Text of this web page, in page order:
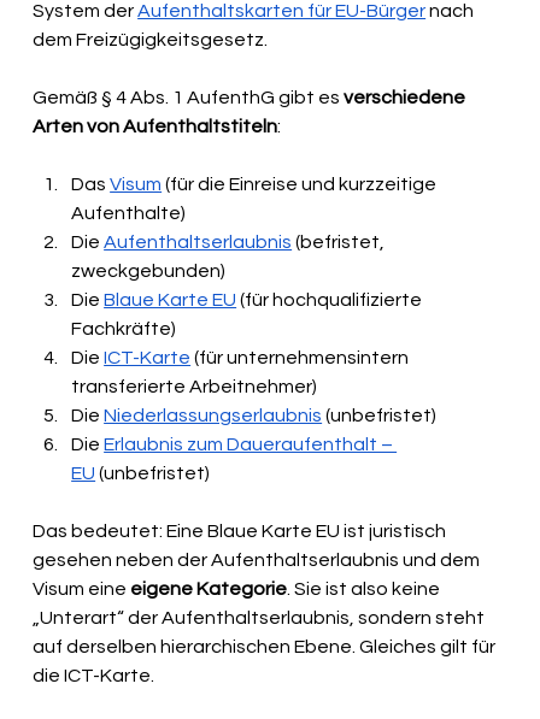
System der Aufenthaltskarten für EU-Bürger nach
dem Freizügigkeitsgesetz.
Gemäß § 4 Abs. 1 AufenthG gibt es verschiedene
Arten von Aufenthaltstiteln:
Das Visum (für die Einreise und kurzzeitige
Aufenthalte)
Die Aufenthaltserlaubnis (befristet,
zweckgebunden)
Die Blaue Karte EU (für hochqualifizierte
Fachkräfte)
Die ICT-Karte (für unternehmensintern
transferierte Arbeitnehmer)
Die Niederlassungserlaubnis (unbefristet)
Die Erlaubnis zum Daueraufenthalt –
EU (unbefristet)
Das bedeutet: Eine Blaue Karte EU ist juristisch
gesehen neben der Aufenthaltserlaubnis und dem
Visum eine eigene Kategorie . Sie ist also keine
„Unterart“ der Aufenthaltserlaubnis, sondern steht
auf derselben hierarchischen Ebene. Gleiches gilt für
die ICT-Karte.